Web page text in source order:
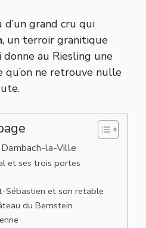
d’un grand cru qui
, un terroir granitique
au Riesling une
ne retrouve nulle
la-Ville
et ses trois portes
Sébastien et son retable
du Bernstein